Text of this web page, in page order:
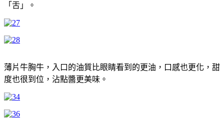
「舌」。
薄片牛胸牛，入口的油質比眼睛看到的更油，口感也更化，甜
度也很到位，沾點醬更美味。